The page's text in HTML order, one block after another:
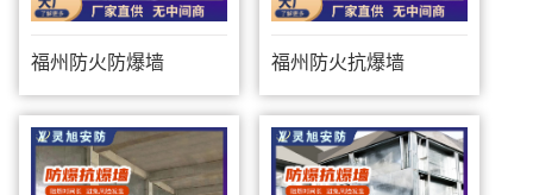
福州防火防爆墙 福州防火抗爆墙